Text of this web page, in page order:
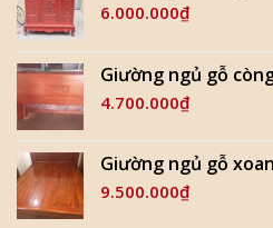
6.000.000₫
Giường ngủ gỗ
4.700.000₫
Giường ngủ gỗ
9.500.000₫